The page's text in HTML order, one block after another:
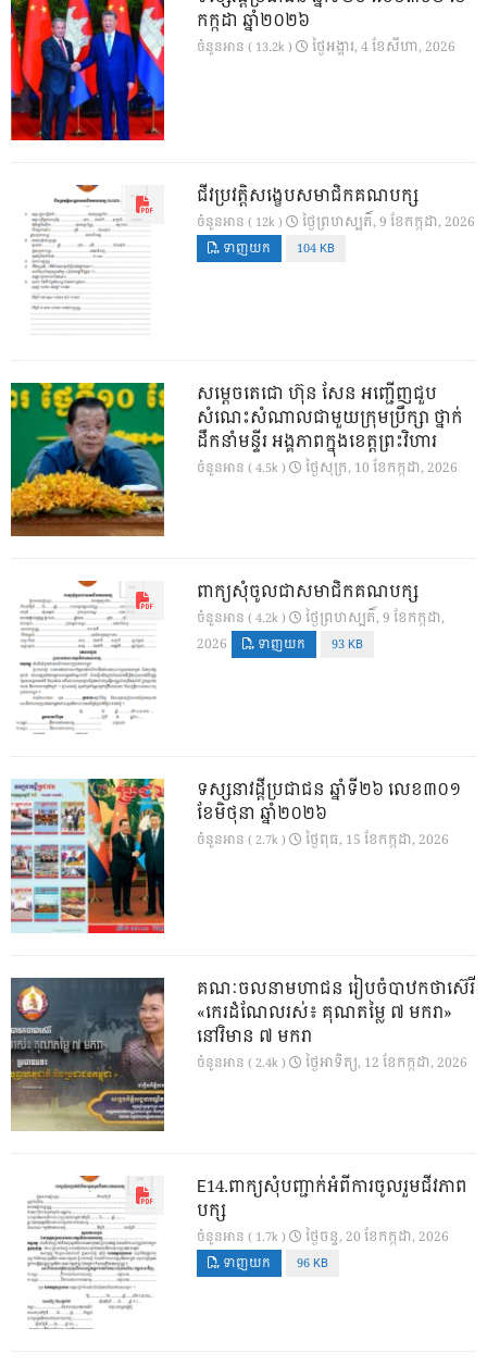
កក្កដា ឆ្នាំ២០២៦
ចំនួនអាន ( 13.2k ) ថ្ងៃ​អង្គារ, 4 ខែ​សីហា, 2026
ជីវប្រវត្តិសង្ខេបសមាជិកគណបក្ស
ចំនួនអាន ( 12k ) ថ្ងៃ​ព្រហស្បតិ៍, 9 ខែ​កក្កដា, 2026
ទាញយក 104 KB
សម្តេចតេជោ ហ៊ុន សែន អញ្ជើញជួប
សំណេះសំណាលជាមួយក្រុមប្រឹក្សា ថ្នាក់
ដឹកនាំមន្ទីរ អង្គភាពក្នុងខេត្តព្រះវិហារ
ចំនួនអាន ( 4.5k ) ថ្ងៃ​សុក្រ, 10 ខែ​កក្កដា, 2026
ពាក្យសុំចូលជាសមាជិកគណបក្ស
ចំនួនអាន ( 4.2k )
ថ្ងៃ​ព្រហស្បតិ៍, 9 ខែ​កក្កដា,
2026
ទាញយក 93 KB
ទស្សនាវដ្ដីប្រជាជន ឆ្នាំទី២៦ លេខ៣០១
ខែមិថុនា ឆ្នាំ២០២៦
ចំនួនអាន ( 2.7k ) ថ្ងៃ​ពុធ, 15 ខែ​កក្កដា, 2026
គណៈចលនាមហាជន រៀបចំបាឋកថាស៊េរី
«កេរដំណែលរស់៖ គុណតម្លៃ ៧ មករា»
នៅវិមាន ៧ មករា
ចំនួនអាន ( 2.4k ) ថ្ងៃ​អាទិត្យ, 12 ខែ​កក្កដា, 2026
E14.ពាក្យសុំបញ្ជាក់អំពីការចូលរួមជីវភាព
បក្ស
ចំនួនអាន ( 1.7k ) ថ្ងៃ​ចន្ទ, 20 ខែ​កក្កដា, 2026
ទាញយក 96 KB